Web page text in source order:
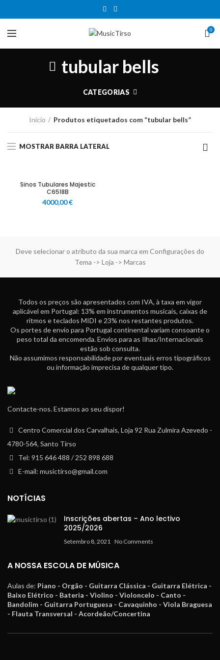
0
tubular bells
CATEGORIAS
Início Produtos etiquetados com “tubular bells”
MOSTRAR BARRA LATERAL
Sinos Tubulares Majestic
C6518B
4000,00€
Deve selecionar o atributo da sua marca em Configurações do
Tema -> Loja -> Marcas
Todos os preços são apresentados com IVA, à taxa em vigor
aplicável em Portugal: 13% em instrumentos musicais, caixas de
ritmos e teclados MIDI e 23% nos restantes produtos.
Os portes de envio para Portugal continental variam consoante o
peso total da encomenda. Envios para as Ilhas/Internacionais
estão sob consulta.
Não assumimos responsabilidade por eventuais erros tipográficos
ou informação imprecisa de qualquer tipo.
Contacte-nos. Estamos ao seu dispor!
Centro Comercial dos Carvalhais, Loja 92 Rua Zulmira Azevedo -
4780-564, Santo Tirso
Tel: 915 646 488 / 252 898 688
E-mail: musictirso@gmail.com
NOTÍCIAS
Inscrições abertas – Ano lectivo
2025/2026
Setembro 8, 2021 No Comments
A NOSSA ESCOLA DE MÚSICA
Aulas de: Piano - Orgão - Guitarra Clássica - Guitarra Elétrica -
Baixo Elétrico - Bateria - Violino - Violoncelo - Canto -
Bandolim - Guitarra Portuguesa - Cavaquinho - Viola Braguesa
- Flauta Transversal - Acordeão/Concertina